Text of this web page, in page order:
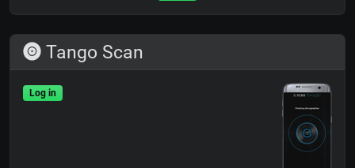
Tango Scan
Log in